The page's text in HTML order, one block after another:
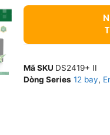
Mã SKU DS2419+ II
Dòng Series 12 bay,